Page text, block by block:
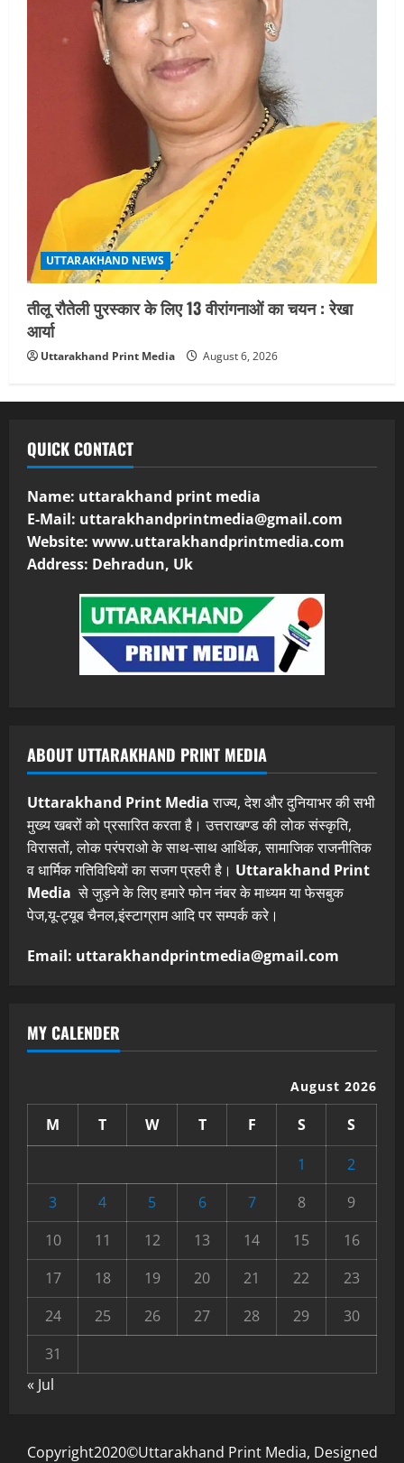
UTTARAKHAND NEWS
तीलू रौतेली पुरस्कार के लिए 13 वीरांगनाओं का चयन : रेखा
आर्या
Uttarakhand Print Media August 6, 2026
QUICK CONTACT
Name: uttarakhand print media
E-Mail: uttarakhandprintmedia@gmail.com
Website: www.uttarakhandprintmedia.com
Address: Dehradun, Uk
ABOUT UTTARAKHAND PRINT MEDIA
Uttarakhand Print Mediaराज्य, देश और दुनियाभर की सभी
मुख्य खबरों को प्रसारित करता है। उत्तराखण्ड की लोक संस्कृति,
विरासतों, लोक परंपराओ के साथ-साथ आर्थिक, सामाजिक राजनीतिक
व धार्मिक गतिविधियों का सजग प्रहरी है। Uttarakhand Print
Media से जुड़ने के लिए हमारे फोन नंबर के माध्यम या फेसबुक
पेज,यू-ट्यूब चैनल,इंस्टाग्राम आदि पर सम्पर्क करे।
Email: uttarakhandprintmedia@gmail.com
MY CALENDER
August 2026
M T W T F S
S
1
2
3
4 5 6 7 8
9
10
11 12 13 14 15
16
17
18 19 20 21 22
23
24
25 26 27 28 29
30
31
« Jul
Copyright2020©Uttarakhand Print Media, Designed